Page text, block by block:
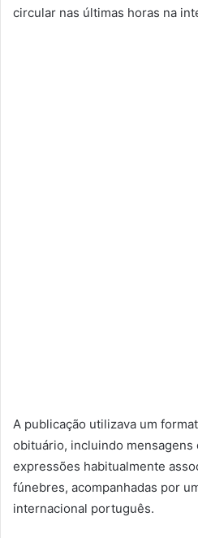
circular nas últimas horas na
A publicação utilizava um
obituário, incluindo mensagens
expressões habitualmente
fúnebres, acompanhadas por
internacional português.